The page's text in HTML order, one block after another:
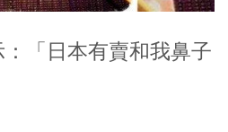
「日本有賣和我鼻子